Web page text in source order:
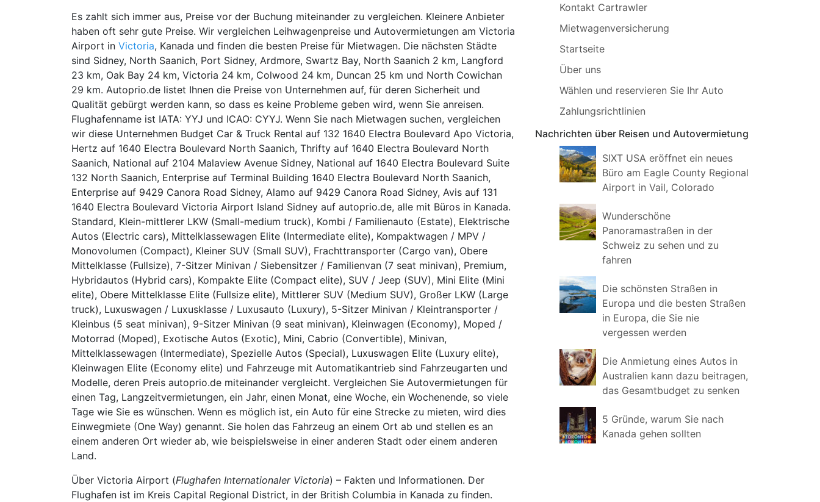
Es zahlt sich immer aus, Preise vor der Buchung miteinander zu vergleichen. Kleinere Anbieter
haben oft sehr gute Preise. Wir vergleichen Leihwagenpreise und Autovermietungen am Victoria
Airport in Victoria, Kanada und finden die besten Preise für Mietwagen. Die nächsten Städte
sind Sidney, North Saanich, Port Sidney, Ardmore, Swartz Bay, North Saanich 2 km, Langford
23 km, Oak Bay 24 km, Victoria 24 km, Colwood 24 km, Duncan 25 km und North Cowichan
29 km. Autoprio.de listet Ihnen die Preise von Unternehmen auf, für deren Sicherheit und
Qualität gebürgt werden kann, so dass es keine Probleme geben wird, wenn Sie anreisen.
Flughafenname ist IATA: YYJ und ICAO: CYYJ. Wenn Sie nach Mietwagen suchen, vergleichen
wir diese Unternehmen Budget Car & Truck Rental auf 132 1640 Electra Boulevard Apo Victoria,
Hertz auf 1640 Electra Boulevard North Saanich, Thrifty auf 1640 Electra Boulevard North
Saanich, National auf 2104 Malaview Avenue Sidney, National auf 1640 Electra Boulevard Suite
132 North Saanich, Enterprise auf Terminal Building 1640 Electra Boulevard North Saanich,
Enterprise auf 9429 Canora Road Sidney, Alamo auf 9429 Canora Road Sidney, Avis auf 131
1640 Electra Boulevard Victoria Airport Island Sidney auf autoprio.de, alle mit Büros in Kanada.
Standard, Klein-mittlerer LKW (Small-medium truck), Kombi / Familienauto (Estate), Elektrische
Autos (Electric cars), Mittelklassewagen Elite (Intermediate elite), Kompaktwagen / MPV /
Monovolumen (Compact), Kleiner SUV (Small SUV), Frachttransporter (Cargo van), Obere
Mittelklasse (Fullsize), 7-Sitzer Minivan / Siebensitzer / Familienvan (7 seat minivan), Premium,
Hybridautos (Hybrid cars), Kompakte Elite (Compact elite), SUV / Jeep (SUV), Mini Elite (Mini
elite), Obere Mittelklasse Elite (Fullsize elite), Mittlerer SUV (Medium SUV), Großer LKW (Large
truck), Luxuswagen / Luxusklasse / Luxusauto (Luxury), 5-Sitzer Minivan / Kleintransporter /
Kleinbus (5 seat minivan), 9-Sitzer Minivan (9 seat minivan), Kleinwagen (Economy), Moped /
Motorrad (Moped), Exotische Autos (Exotic), Mini, Cabrio (Convertible), Minivan,
Mittelklassewagen (Intermediate), Spezielle Autos (Special), Luxuswagen Elite (Luxury elite),
Kleinwagen Elite (Economy elite) und Fahrzeuge mit Automatikantrieb sind Fahrzeugarten und
Modelle, deren Preis autoprio.de miteinander vergleicht. Vergleichen Sie Autovermietungen für
einen Tag, Langzeitvermietungen, ein Jahr, einen Monat, eine Woche, ein Wochenende, so viele
Tage wie Sie es wünschen. Wenn es möglich ist, ein Auto für eine Strecke zu mieten, wird dies
Einwegmiete (One Way) genannt. Sie holen das Fahrzeug an einem Ort ab und stellen es an
einem anderen Ort wieder ab, wie beispielsweise in einer anderen Stadt oder einem anderen
Land.
Über Victoria Airport (Flughafen Internationaler Victoria) – Fakten und Informationen. Der
Flughafen ist im Kreis Capital Regional District, in der British Columbia in Kanada zu finden.
Kontakt Cartrawler
Mietwagenversicherung
Startseite
Über uns
Wählen und reservieren Sie Ihr Auto
Zahlungsrichtlinien
Nachrichten über Reisen und Autovermietung
SIXT USA eröffnet ein neues
Büro am Eagle County Regional
Airport in Vail, Colorado
Wunderschöne
Panoramastraßen in der
Schweiz zu sehen und zu
fahren
Die schönsten Straßen in
Europa und die besten Straßen
in Europa, die Sie nie
vergessen werden
Die Anmietung eines Autos in
Australien kann dazu beitragen,
das Gesamtbudget zu senken
5 Gründe, warum Sie nach
Kanada gehen sollten